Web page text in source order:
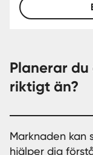
Planerar
riktigt än?
Marknaden kan
hjälper dig